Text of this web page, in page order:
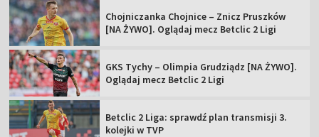
Chojniczanka Chojnice – Znicz Pruszków
[NA ŻYWO]. Oglądaj mecz Betclic 2 Ligi
GKS Tychy – Olimpia Grudziądz [NA ŻYWO].
Oglądaj mecz Betclic 2 Ligi
Betclic 2 Liga: sprawdź plan transmisji 3.
kolejki w TVP